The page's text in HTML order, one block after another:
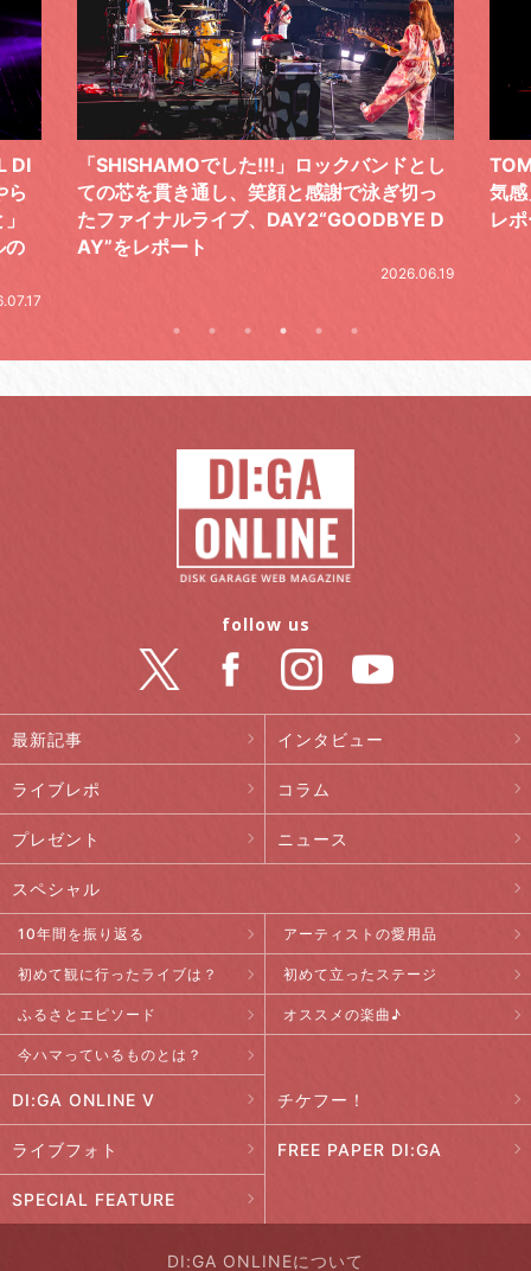
し
っ
D
TOMOO、３台の鍵盤で「6月から7月の空
気感」を鮮やかに描いた、FC限定ライブを
レポート
筋
の
と
最新記事 インタビュー
ライブレポ コラム
プレゼント ニュース
スペシャル
10年間を振り返る アーティストの愛用品
初めて観に行ったライブは？ 初めて立ったステージ
ふるさとエピソード オススメの楽曲♪
今ハマっているものとは？
DI:GA ONLINE V チケフー！
ライブフォト FREE PAPER DI:GA
SPECIAL FEATURE
follow us
DI:GA ONLINEについて